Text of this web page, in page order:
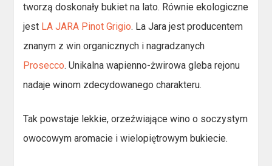
tworzą doskonały bukiet na lato. Równie ekologiczne
jest LA JARA Pinot Grigio. La Jara jest producentem
znanym z win organicznych i nagradzanych
Prosecco. Unikalna wapienno-żwirowa gleba rejonu
nadaje winom zdecydowanego charakteru.
Tak powstaje lekkie, orzeźwiające wino o soczystym
owocowym aromacie i wielopiętrowym bukiecie.